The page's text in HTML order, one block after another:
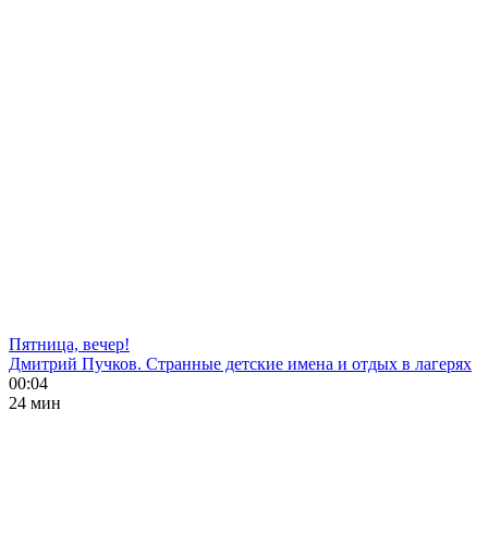
Пятница, вечер!
Дмитрий Пучков. Странные детские имена и отдых в лагерях
00:04
24 мин